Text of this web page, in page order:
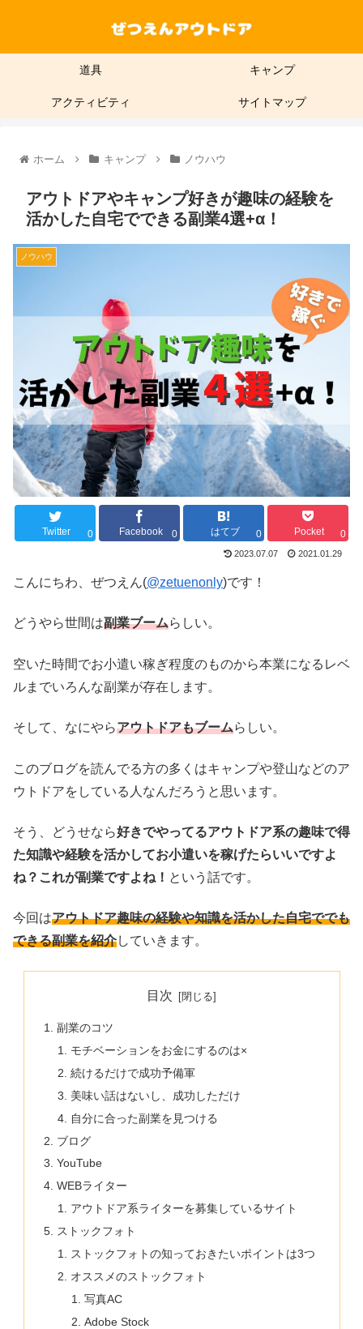
道具 キャンプ
アクティビティ サイトマップ
ホーム キャンプ ノウハウ
アウトドアやキャンプ好きが趣味の経験を
活かした自宅でできる副業4選+α！
ノウハウ
Twitter 0 Facebook 0 はてブ 0 Pocket 0
2023.07.07 2021.01.29
こんにちわ、ぜつえん(@zetuenonly)です！
どうやら世間は副業ブームらしい。
空いた時間でお小遣い稼ぎ程度のものから本業になるレベ
ルまでいろんな副業が存在します。
そして、なにやらアウトドアもブームらしい。
このブログを読んでる方の多くはキャンプや登山などのア
ウトドアをしている人なんだろうと思います。
そう、どうせなら好きでやってるアウトドア系の趣味で得
た知識や経験を活かしてお小遣いを稼げたらいいですよ
ね？これが副業ですよね！ という話です。
今回はアウトドア趣味の経験や知識を活かした自宅ででも
できる副業を紹介していきます。
目次
副業のコツ
モチベーションをお金にするのは×
続けるだけで成功予備軍
美味い話はないし、成功しただけ
自分に合った副業を見つける
ブログ
YouTube
WEBライター
アウトドア系ライターを募集しているサイト
ストックフォト
ストックフォトの知っておきたいポイントは3つ
オススメのストックフォト
写真AC
Adobe Stock